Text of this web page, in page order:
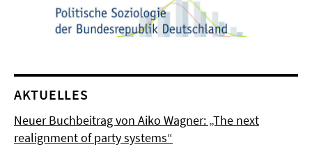
AKTUELLES
Neuer Buchbeitrag von Aiko Wagner: „The next
realignment of party systems“